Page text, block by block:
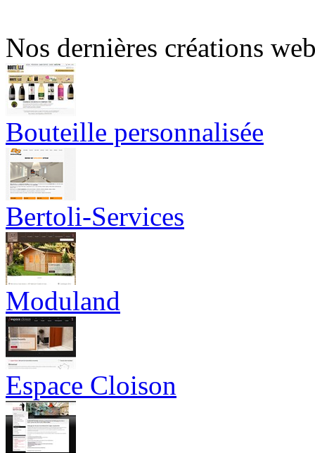
Nos dernières créations
Bouteille personnalisée
Bertoli-Services
Moduland
Espace Cloison